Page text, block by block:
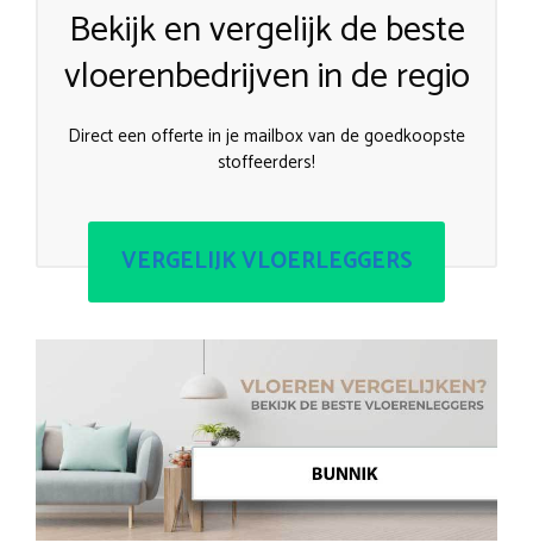
Bekijk en vergelijk de beste
vloerenbedrijven in de regio
Direct een offerte in je mailbox van de goedkoopste
stoffeerders!
VERGELIJK VLOERLEGGERS